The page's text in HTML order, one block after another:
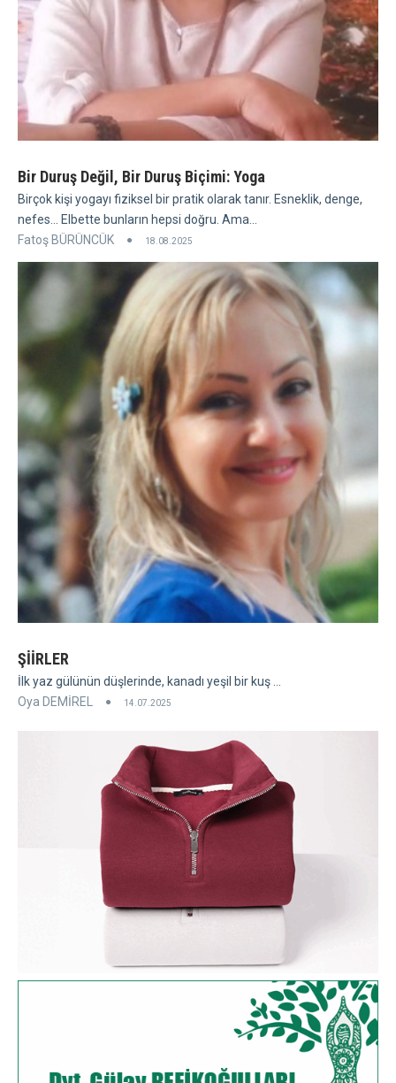
Bir Duruş Değil, Bir Duruş Biçimi: Yoga
Birçok kişi yogayı fiziksel bir pratik olarak tanır. Esneklik, denge,
nefes... Elbette bunların hepsi doğru. Ama...
Fatoş BÜRÜNCÜK
18.08.2025
ŞİİRLER
İlk yaz gülünün düşlerinde, kanadı yeşil bir kuş ...
Oya DEMİREL
14.07.2025